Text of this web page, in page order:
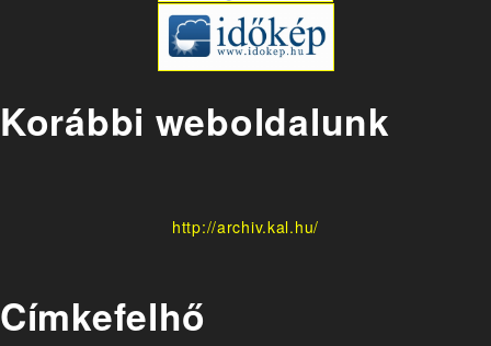
Korábbi weboldalunk
http://archiv.kal.hu/
Címkefelhő